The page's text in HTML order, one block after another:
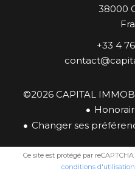
38000
+33 4
©2026 CAPITAL
Changer ses
Ce site est protégé par
conditions d'utilisation